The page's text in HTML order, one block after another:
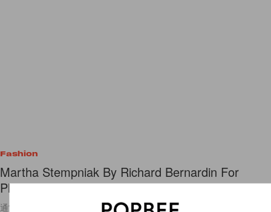
Fashion
Martha Stempniak By Richard Bernardin For
Please Magazine Spring Summer 2012
通常在欣賞一組照片時，美麗的模特兒與她們身上的衣服絕對是吸睛的大